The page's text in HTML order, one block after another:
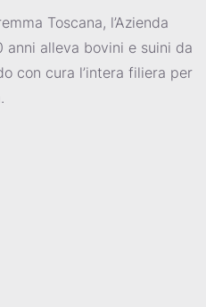
Toscana, l’Azienda
alleva bovini e suini da
con cura l’intera filiera per